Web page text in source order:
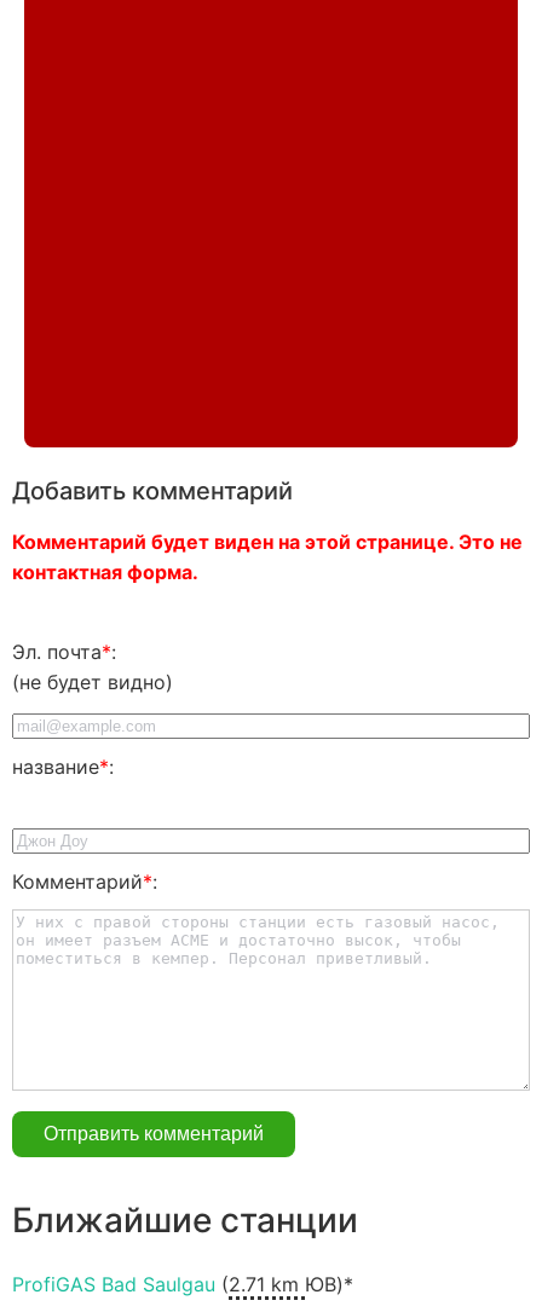
Добавить комментарий
Комментарий будет виден на этой странице. Это не
контактная форма.
Эл. почта*:
(не будет видно)
название*:
Комментарий*:
Ближайшие станции
ProfiGAS Bad Saulgau (2.71 km ЮВ)*